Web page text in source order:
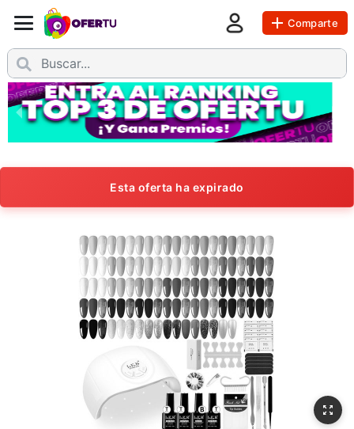
Comparte
Esta oferta ha expirado